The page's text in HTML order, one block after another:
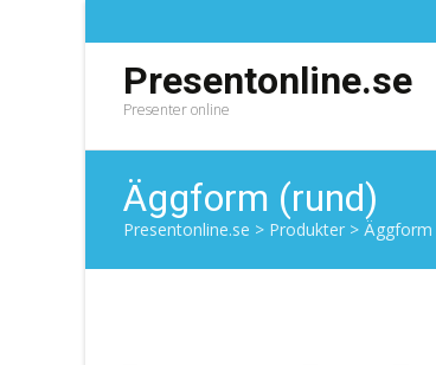
Presentonline.se
Presenter online
Äggform (rund)
Presentonline.se > Produkter > Äggform